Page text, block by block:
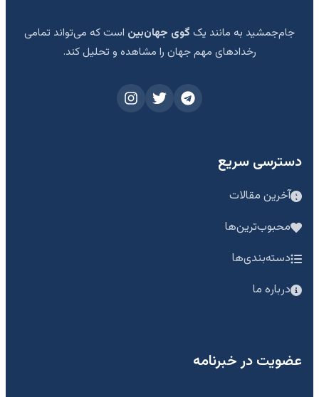
جام‌جمشید به مانند یک گوی جهان‌بین است که می‌تواند تمامی
رخدادهای مهم جهان را مشاهده و تحلیل کند.
دسترسی سریع
آخرین مقالات
محبوب‌ترین‌ها
دسته‌بندی‌ها
درباره ما
عضویت در خبرنامه